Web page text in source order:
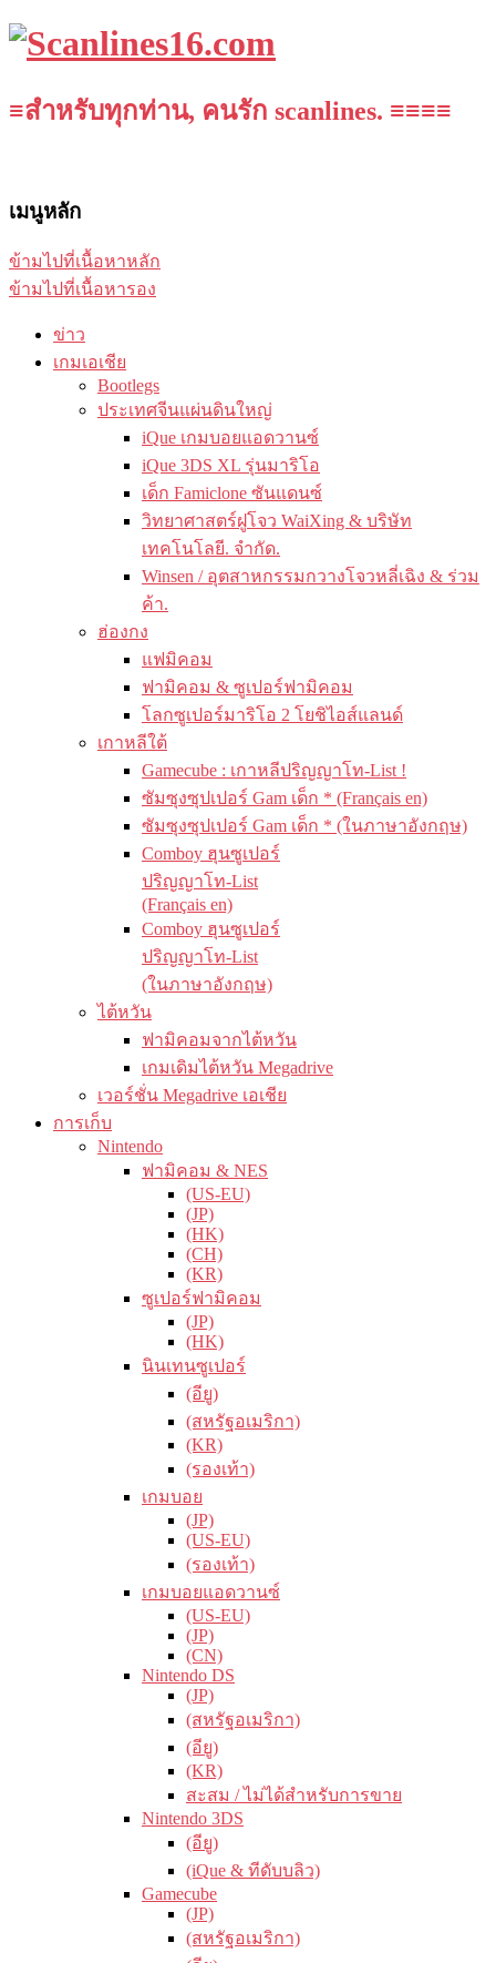
≡สำหรับทุกท่าน, คนรัก scanlines. ≡≡≡≡
เมนูหลัก
ข้ามไปที่เนื้อหาหลัก
ข้ามไปที่เนื้อหารอง
ข่าว
เกมเอเชีย
Bootlegs
ประเทศจีนแผ่นดินใหญ่
iQue เกมบอยแอดวานซ์
iQue 3DS XL รุ่นมาริโอ
เด็ก Famiclone ซันแดนซ์
วิทยาศาสตร์ฝูโจว WaiXing & บริษัท
เทคโนโลยี. จำกัด.
Winsen / อุตสาหกรรมกวางโจวหลี่เฉิง & ร่วม
ค้า.
ฮ่องกง
แฟมิคอม
ฟามิคอม & ซูเปอร์ฟามิคอม
โลกซูเปอร์มาริโอ 2 โยชิไอส์แลนด์
เกาหลีใต้
Gamecube : เกาหลีปริญญาโท-List !
ซัมซุงซุปเปอร์ Gam เด็ก * (Français en)
ซัมซุงซุปเปอร์ Gam เด็ก * (ในภาษาอังกฤษ)
Comboy ฮุนซูเปอร์
ปริญญาโท-List
(Français en)
Comboy ฮุนซูเปอร์
ปริญญาโท-List
(ในภาษาอังกฤษ)
ไต้หวัน
ฟามิคอมจากไต้หวัน
เกมเดิมไต้หวัน Megadrive
เวอร์ชั่น Megadrive เอเชีย
การเก็บ
Nintendo
ฟามิคอม & NES
(US-EU)
(JP)
(HK)
(CH)
(KR)
ซูเปอร์ฟามิคอม
(JP)
(HK)
นินเทนซูเปอร์
(อียู)
(สหรัฐอเมริกา)
(KR)
(รองเท้า)
เกมบอย
(JP)
(US-EU)
(รองเท้า)
เกมบอยแอดวานซ์
(US-EU)
(JP)
(CN)
Nintendo DS
(JP)
(สหรัฐอเมริกา)
(อียู)
(KR)
สะสม / ไม่ได้สำหรับการขาย
Nintendo 3DS
(อียู)
(iQue & ทีดับบลิว)
Gamecube
(JP)
(สหรัฐอเมริกา)